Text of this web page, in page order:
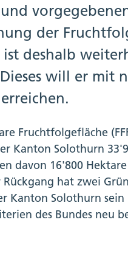
der
deshalb
will er mit
Fruchtfolgefläche
Kanton Solothurn
davon 16'800
hat zwei
Kanton Solothurn sein
des Bundes neu